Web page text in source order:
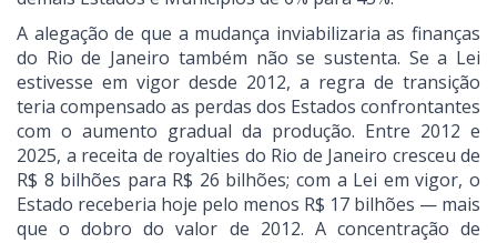
A alegação de que a mudança inviabilizaria as finanças
do Rio de Janeiro também não se sustenta. Se a Lei
estivesse em vigor desde 2012, a regra de transição
teria compensado as perdas dos Estados confrontantes
com o aumento gradual da produção. Entre 2012 e
2025, a receita de royalties do Rio de Janeiro cresceu de
R$ 8 bilhões para R$ 26 bilhões; com a Lei em vigor, o
Estado receberia hoje pelo menos R$ 17 bilhões — mais
que o dobro do valor de 2012. A concentração de